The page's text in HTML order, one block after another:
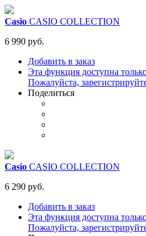
Casio CASIO COLLECTION
6 990 руб.
Добавить в заказ
Эта функция доступна
Пожалуйста,
Поделиться
Casio CASIO COLLECTION
6 290 руб.
Добавить в заказ
Эта функция доступна
Пожалуйста,